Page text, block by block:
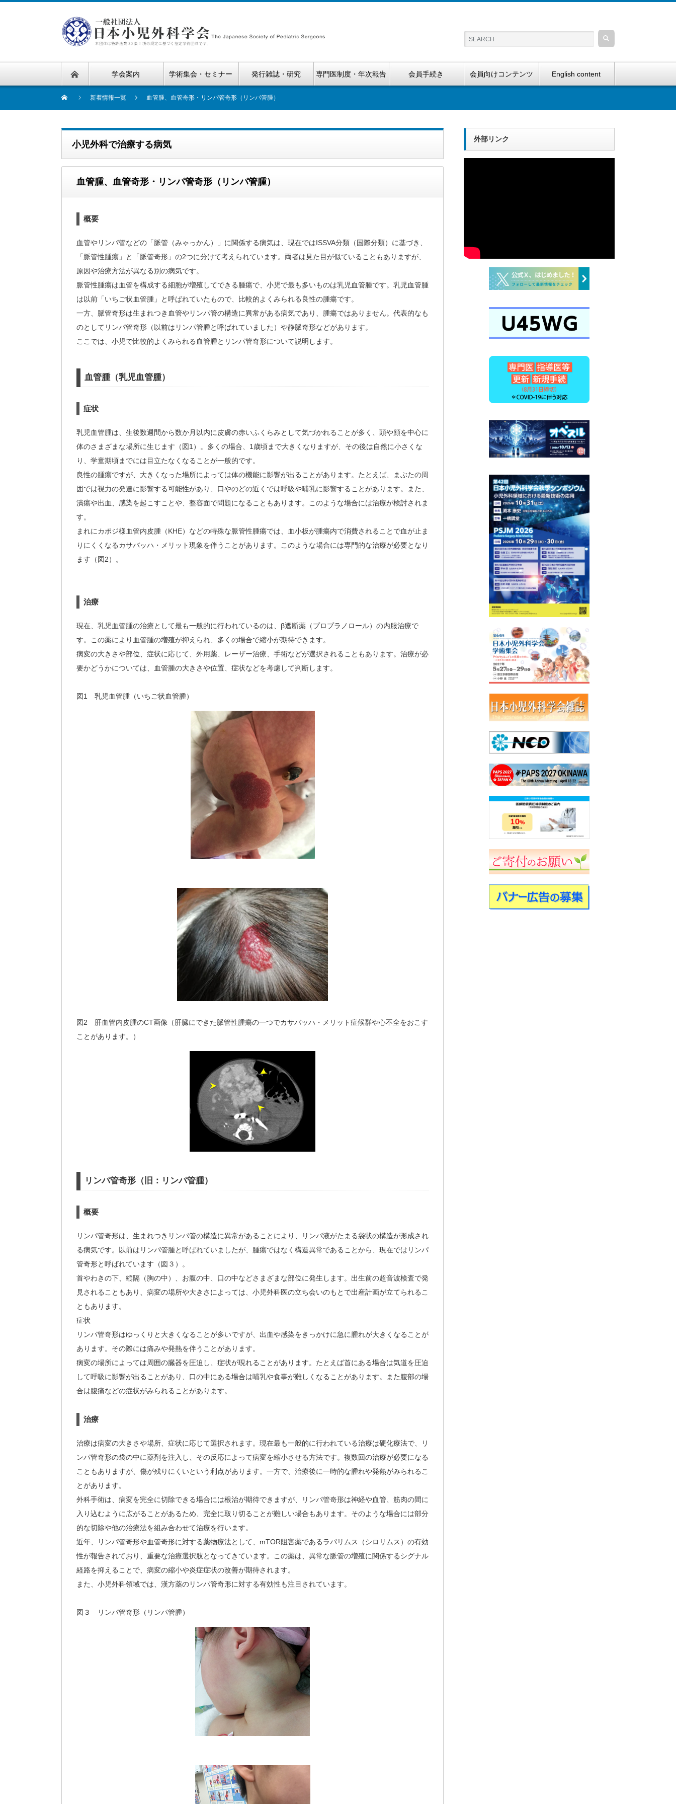
学会案内 学術集会・セミナー 発行雑誌・研究 専門医制度・年次報告 会員手続き 会員向けコンテンツ English content
新着情報一覧 血管腫、血管奇形・リンパ管奇形（リンパ管腫）
小児外科で治療する病気
血管腫、血管奇形・リンパ管奇形（リンパ管腫）
概要
血管やリンパ管などの「脈管（みゃっかん）」に関係する病気は、現在ではISSVA分類（国際分類）に基づき、
「脈管性腫瘍」と「脈管奇形」の2つに分けて考えられています。両者は見た目が似ていることもありますが、
原因や治療方法が異なる別の病気です。
脈管性腫瘍は血管を構成する細胞が増殖してできる腫瘍で、小児で最も多いものは乳児血管腫です。乳児血管腫
は以前「いちご状血管腫」と呼ばれていたもので、比較的よくみられる良性の腫瘍です。
一方、脈管奇形は生まれつき血管やリンパ管の構造に異常がある病気であり、腫瘍ではありません。代表的なも
のとしてリンパ管奇形（以前はリンパ管腫と呼ばれていました）や静脈奇形などがあります。
ここでは、小児で比較的よくみられる血管腫とリンパ管奇形について説明します。
血管腫（乳児血管腫）
症状
乳児血管腫は、生後数週間から数か月以内に皮膚の赤いふくらみとして気づかれることが多く、頭や顔を中心に
体のさまざまな場所に生じます（図1）。多くの場合、1歳頃まで大きくなりますが、その後は自然に小さくな
り、学童期頃までには目立たなくなることが一般的です。
良性の腫瘍ですが、大きくなった場所によっては体の機能に影響が出ることがあります。たとえば、まぶたの周
囲では視力の発達に影響する可能性があり、口やのどの近くでは呼吸や哺乳に影響することがあります。また、
潰瘍や出血、感染を起こすことや、整容面で問題になることもあります。このような場合には治療が検討されま
す。
まれにカポジ様血管内皮腫（KHE）などの特殊な脈管性腫瘍では、血小板が腫瘍内で消費されることで血が止ま
りにくくなるカサバッハ・メリット現象を伴うことがあります。このような場合には専門的な治療が必要となり
ます（図2）。
治療
現在、乳児血管腫の治療として最も一般的に行われているのは、β遮断薬（プロプラノロール）の内服治療で
す。この薬により血管腫の増殖が抑えられ、多くの場合で縮小が期待できます。
病変の大きさや部位、症状に応じて、外用薬、レーザー治療、手術などが選択されることもあります。治療が必
要かどうかについては、血管腫の大きさや位置、症状などを考慮して判断します。
図1 乳児血管腫（いちご状血管腫）
図2 肝血管内皮腫のCT画像（肝臓にできた脈管性腫瘍の一つでカサバッハ・メリット症候群や心不全をおこす
ことがあります。）
リンパ管奇形（旧：リンパ管腫）
概要
リンパ管奇形は、生まれつきリンパ管の構造に異常があることにより、リンパ液がたまる袋状の構造が形成され
る病気です。以前はリンパ管腫と呼ばれていましたが、腫瘍ではなく構造異常であることから、現在ではリンパ
管奇形と呼ばれています（図３）。
首やわきの下、縦隔（胸の中）、お腹の中、口の中などさまざまな部位に発生します。出生前の超音波検査で発
見されることもあり、病変の場所や大きさによっては、小児外科医の立ち会いのもとで出産計画が立てられるこ
ともあります。
症状
リンパ管奇形はゆっくりと大きくなることが多いですが、出血や感染をきっかけに急に腫れが大きくなることが
あります。その際には痛みや発熱を伴うことがあります。
病変の場所によっては周囲の臓器を圧迫し、症状が現れることがあります。たとえば首にある場合は気道を圧迫
して呼吸に影響が出ることがあり、口の中にある場合は哺乳や食事が難しくなることがあります。また腹部の場
合は腹痛などの症状がみられることがあります。
治療
治療は病変の大きさや場所、症状に応じて選択されます。現在最も一般的に行われている治療は硬化療法で、リ
ンパ管奇形の袋の中に薬剤を注入し、その反応によって病変を縮小させる方法です。複数回の治療が必要になる
こともありますが、傷が残りにくいという利点があります。一方で、治療後に一時的な腫れや発熱がみられるこ
とがあります。
外科手術は、病変を完全に切除できる場合には根治が期待できますが、リンパ管奇形は神経や血管、筋肉の間に
入り込むように広がることがあるため、完全に取り切ることが難しい場合もあります。そのような場合には部分
的な切除や他の治療法を組み合わせて治療を行います。
近年、リンパ管奇形や血管奇形に対する薬物療法として、mTOR阻害薬であるラパリムス（シロリムス）の有効
性が報告されており、重要な治療選択肢となってきています。この薬は、異常な脈管の増殖に関係するシグナル
経路を抑えることで、病変の縮小や炎症症状の改善が期待されます。
また、小児外科領域では、漢方薬のリンパ管奇形に対する有効性も注目されています。
図３ リンパ管奇形（リンパ管腫）
外部リンク